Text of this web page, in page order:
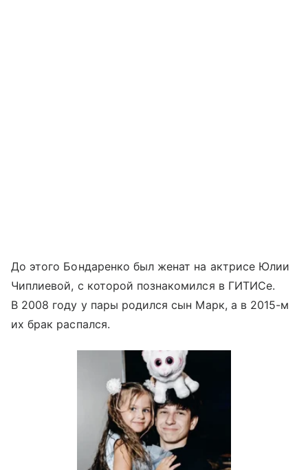
До этого Бондаренко был женат на актрисе Юлии
Чиплиевой, с которой познакомился в ГИТИСе.
В 2008 году у пары родился сын Марк, а в 2015-м
их брак распался.